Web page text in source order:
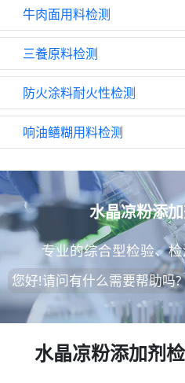
牛肉面用料检测
三養原料检测
防火涂料耐火性检测
响油鳝糊用料检测
水晶凉粉添
专业的综合型检验、
您好!请问有什么需要帮助吗?
水晶凉粉添加剂